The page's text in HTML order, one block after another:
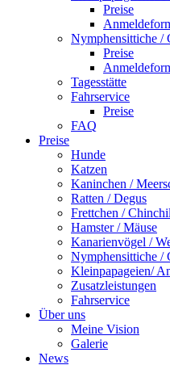
Preise
Nymphensittiche /
Preise
Tagesstätte
Fahrservice
Preise
FAQ
Preise
Hunde
Katzen
Kaninchen /
Ratten / Degus
Frettchen /
Hamster / Mäuse
Kanarienvögel /
Nymphensittiche /
Kleinpapageien/
Zusatzleistungen
Fahrservice
Über uns
Meine Vision
Galerie
News